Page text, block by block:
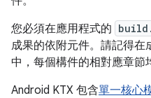
您必須在應用程式的
成果的依附元件。請記得在
中，每個構件的相對應章節
Android KTX 包含單一核心